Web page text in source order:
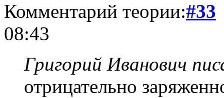
Комментарий теории:#33
08:43
Григорий Иванович
отрицательно